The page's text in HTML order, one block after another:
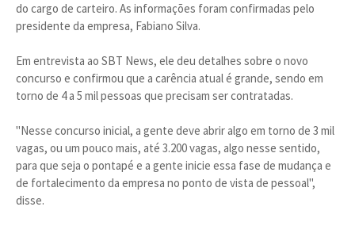
do cargo de carteiro. As informações foram confirmadas pelo
presidente da empresa, Fabiano Silva.
Em entrevista ao SBT News, ele deu detalhes sobre o novo
concurso e confirmou que a carência atual é grande, sendo em
torno de 4 a 5 mil pessoas que precisam ser contratadas.
"Nesse concurso inicial, a gente deve abrir algo em torno de 3 mil
vagas, ou um pouco mais, até 3.200 vagas, algo nesse sentido,
para que seja o pontapé e a gente inicie essa fase de mudança e
de fortalecimento da empresa no ponto de vista de pessoal",
disse.